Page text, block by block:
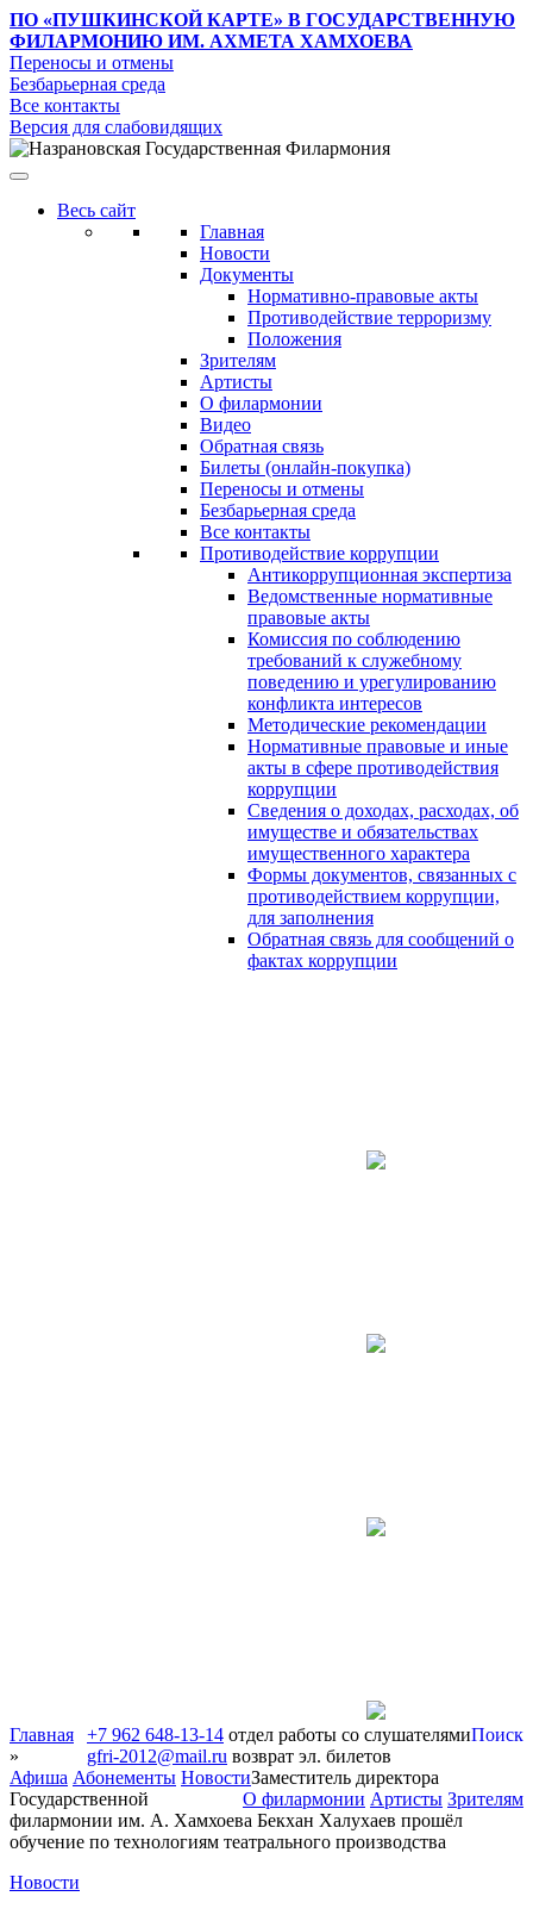
ПО «ПУШКИНСКОЙ КАРТЕ» В ГОСУДАРСТВЕННУЮ
ФИЛАРМОНИЮ ИМ. АХМЕТА ХАМХОЕВА
Переносы и отмены
Безбарьерная среда
Все контакты
Версия для слабовидящих
Весь сайт
Главная
Новости
Документы
Нормативно-правовые акты
Противодействие терроризму
Положения
Зрителям
Артисты
О филармонии
Видео
Обратная связь
Билеты (онлайн-покупка)
Переносы и отмены
Безбарьерная среда
Все контакты
Противодействие коррупции
Антикоррупционная экспертиза
Ведомственные нормативные
правовые акты
Комиссия по соблюдению
требований к служебному
поведению и урегулированию
конфликта интересов
Методические рекомендации
Нормативные правовые и иные
акты в сфере противодействия
коррупции
Сведения о доходах, расходах, об
имуществе и обязательствах
имущественного характера
Формы документов, связанных с
противодействием коррупции,
для заполнения
Обратная связь для сообщений о
фактах коррупции
Поиск
+7 962 648-13-14 отдел работы со слушателями
gfri-2012@mail.ru возврат эл. билетов
Афиша Абонементы Новости
О филармонии Артисты Зрителям
Главная
»
Заместитель директора
Государственной
филармонии им. А. Хамхоева Бекхан Халухаев прошёл
обучение по технологиям театрального производства
Новости